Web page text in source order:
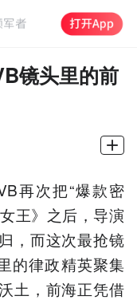
镜头里的前
再次把“爆款密
王》之后，导演
，而这次最抢镜
的律政精英聚集
土，前海正凭借